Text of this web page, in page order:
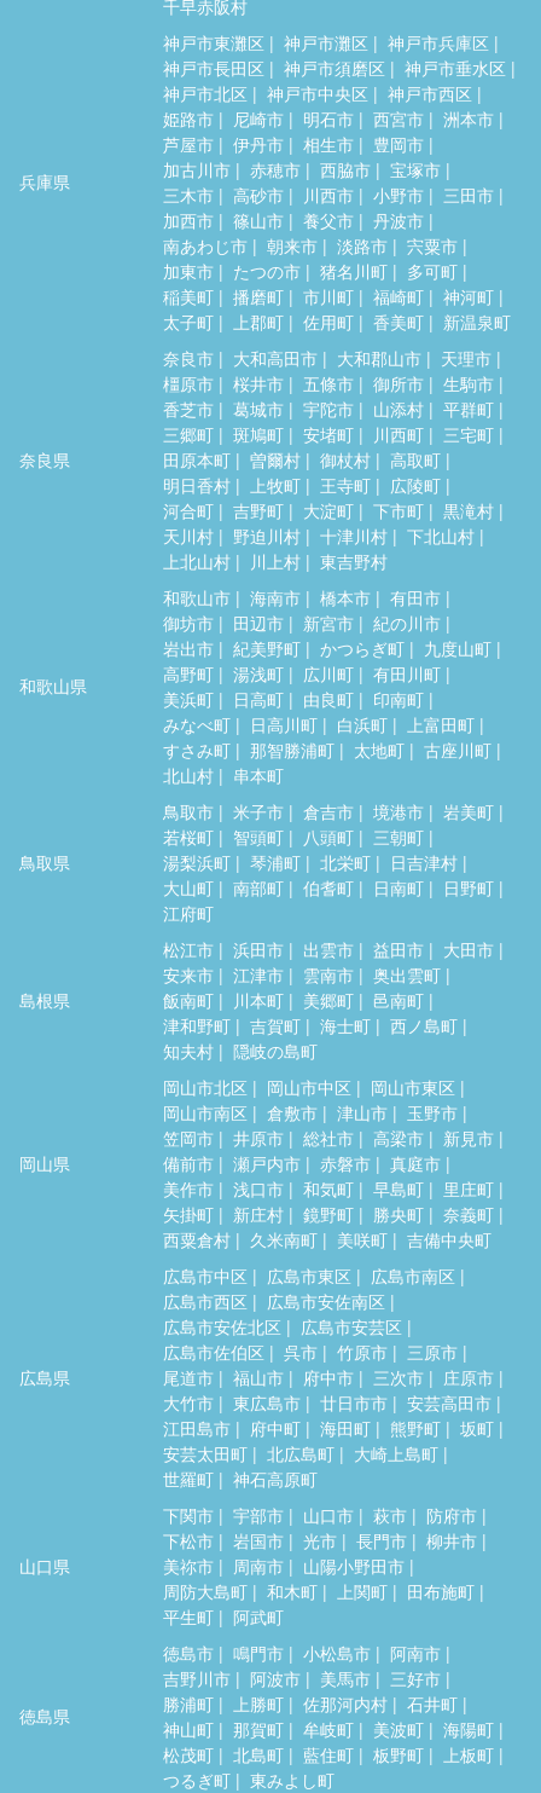
千早赤阪村
兵庫県
神戸市東灘区 神戸市灘区
神戸市兵庫区
神戸市長田区
神戸市須磨区
神戸市垂水区
神戸市北区
神戸市中央区
神戸市西区
姫路市
尼崎市 明石市 西宮市
洲本市
芦屋市
伊丹市 相生市
豊岡市
加古川市
赤穂市 西脇市
宝塚市
三木市
高砂市 川西市 小野市
三田市
加西市
篠山市 養父市
丹波市
南あわじ市
朝来市 淡路市
宍粟市
加東市
たつの市 猪名川町
多可町
稲美町
播磨町 市川町 福崎町
神河町
太子町
上郡町 佐用町 香美町 新温泉町
奈良県
奈良市 大和高田市 大和郡山市
天理市
橿原市
桜井市 五條市 御所市
生駒市
香芝市
葛城市 宇陀市 山添村
平群町
三郷町
斑鳩町 安堵町 川西町
三宅町
田原本町
曽爾村 御杖村
高取町
明日香村
上牧町 王寺町
広陵町
河合町
吉野町 大淀町 下市町
黒滝村
天川村
野迫川村 十津川村
下北山村
上北山村
川上村 東吉野村
和歌山県
和歌山市 海南市 橋本市
有田市
御坊市
田辺市 新宮市
紀の川市
岩出市
紀美野町 かつらぎ町
九度山町
高野町
湯浅町 広川町
有田川町
美浜町
日高町 由良町
印南町
みなべ町
日高川町 白浜町
上富田町
すさみ町
那智勝浦町 太地町
古座川町
北山村
串本町
鳥取県
鳥取市 米子市 倉吉市 境港市
岩美町
若桜町
智頭町 八頭町
三朝町
湯梨浜町
琴浦町 北栄町
日吉津村
大山町
南部町 伯耆町 日南町
日野町
江府町
島根県
松江市 浜田市 出雲市 益田市
大田市
安来市
江津市 雲南市
奥出雲町
飯南町
川本町 美郷町
邑南町
津和野町
吉賀町 海士町
西ノ島町
知夫村
隠岐の島町
岡山県
岡山市北区 岡山市中区
岡山市東区
岡山市南区
倉敷市 津山市
玉野市
笠岡市
井原市 総社市 高梁市
新見市
備前市
瀬戸内市 赤磐市
真庭市
美作市
浅口市 和気町 早島町
里庄町
矢掛町
新庄村 鏡野町 勝央町
奈義町
西粟倉村
久米南町 美咲町 吉備中央町
広島県
広島市中区 広島市東区
広島市南区
広島市西区
広島市安佐南区
広島市安佐北区
広島市安芸区
広島市佐伯区
呉市 竹原市
三原市
尾道市
福山市 府中市 三次市
庄原市
大竹市
東広島市 廿日市市
安芸高田市
江田島市
府中町 海田町 熊野町
坂町
安芸太田町
北広島町
大崎上島町
世羅町
神石高原町
山口県
下関市 宇部市 山口市 萩市
防府市
下松市
岩国市 光市 長門市
柳井市
美祢市
周南市
山陽小野田市
周防大島町
和木町 上関町
田布施町
平生町
阿武町
徳島県
徳島市 鳴門市 小松島市
阿南市
吉野川市
阿波市 美馬市
三好市
勝浦町
上勝町 佐那河内村
石井町
神山町
那賀町 牟岐町 美波町
海陽町
松茂町
北島町 藍住町 板野町
上板町
つるぎ町
東みよし町